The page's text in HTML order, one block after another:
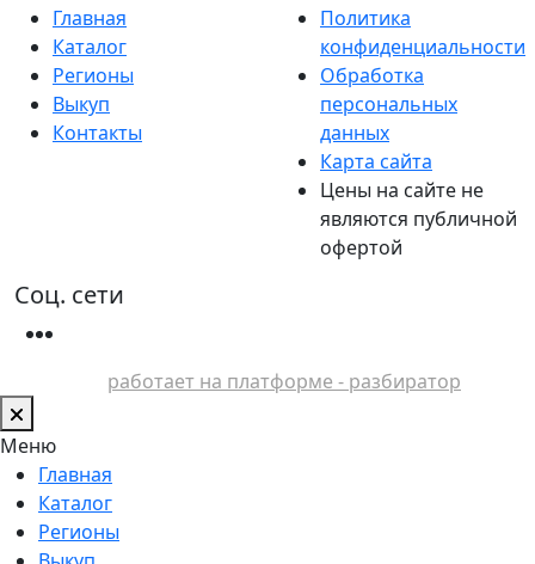
Главная
Каталог
Регионы
Выкуп
Контакты
Политика
конфиденциальности
Обработка
персональных
данных
Карта сайта
Цены на сайте не
являются публичной
офертой
Соц. сети
работает на платформе - разбиратор
Меню
Главная
Каталог
Регионы